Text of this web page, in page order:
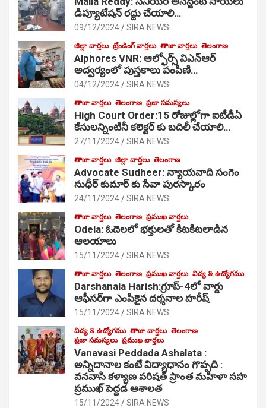
డిప్యూటేషన్ రద్దు చేయాలి…
09/12/2024 SIRA NEWS
జిల్లా వార్తలు ట్రేండింగ్ వార్తలు తాజా వార్తలు తెలంగాణ
Alphores VNR: ఆల్ఫోర్స్ విఎన్ఆర్
అద్వర్యంలో పుస్తకాలు పంపిణి…
04/12/2024 SIRA NEWS
తాజా వార్తలు తెలంగాణ ప్రజా సమస్యలు
High Court Order:15 రోజుల్లోగా ఐటీడీఏ
కేసులన్నింటినీ కలెక్టర్ కు బదిలీ చేయాలి…
27/11/2024 SIRA NEWS
తాజా వార్తలు జిల్లా వార్తలు తెలంగాణ
Advocate Sudheer: న్యాయవాది సంగెం
సుధీర్ కుమార్ కు సేవా పురస్కారం
24/11/2024 SIRA NEWS
తాజా వార్తలు తెలంగాణ ప్రముఖ వార్తలు
Odela: ఓదెల‌లో భక్తులతో కిటకిటలాడిన
ఆల‌యాలు
15/11/2024 SIRA NEWS
తాజా వార్తలు తెలంగాణ ప్రముఖ వార్తలు విద్య & ఉద్యోగము
Darshanala Harish:గ్రూప్-4లో వార్డు
ఆఫీసర్‌గా ఎంపికైన దర్శనాల హరీష్
15/11/2024 SIRA NEWS
విద్య & ఉద్యోగము తాజా వార్తలు తెలంగాణ
ప్రజా సమస్యలు ప్రముఖ వార్తలు
Vanavasi Peddada Ashalata :
అన్నిదానాల కంటే విద్యాధానం గొప్పది :
వనవాసి కళ్యాణ పరిషత్ ప్రాంత మహిళా సహ
ప్రముఖ్ పెద్దడ ఆశాలత
15/11/2024 SIRA NEWS